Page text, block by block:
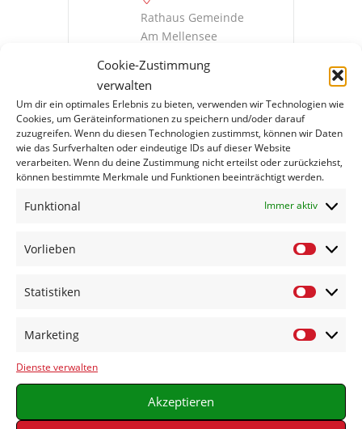
Cookie-Zustimmung
verwalten
Um dir ein optimales Erlebnis zu bieten, verwenden wir Technologien wie
Cookies, um Geräteinformationen zu speichern und/oder darauf
zuzugreifen. Wenn du diesen Technologien zustimmst, können wir Daten
wie das Surfverhalten oder eindeutige IDs auf dieser Website
verarbeiten. Wenn du deine Zustimmung nicht erteilst oder zurückziehst,
können bestimmte Merkmale und Funktionen beeinträchtigt werden.
Funktional Immer aktiv
Vorlieben Vorlieben
Statistiken
Marketing
Marketing
Dienste verwalten
Akzeptieren
Rathaus Gemeinde
Am Mellensee
15838 Am
Klausdorf, Zossener
Str. 21c
KATEGORIEN